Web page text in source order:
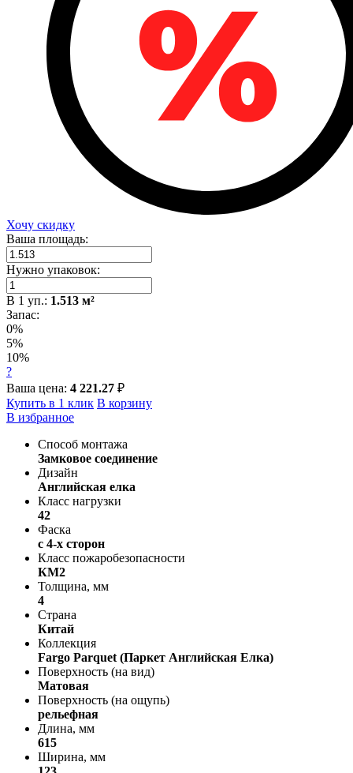
Хочу скидку
Ваша площадь:
Нужно упаковок:
В 1 уп.: 1.513 м²
Запас:
0%
5%
10%
?
Ваша цена: 4 221.27 ₽
Купить в 1 клик В корзину
В избранное
Способ монтажа
Замковое соединение
Дизайн
Английская елка
Класс нагрузки
42
Фаска
с 4-х сторон
Класс пожаробезопасности
КМ2
Толщина, мм
4
Страна
Китай
Коллекция
Fargo Parquet (Паркет Английская Елка)
Поверхность (на вид)
Матовая
Поверхность (на ощупь)
рельефная
Длина, мм
615
Ширина, мм